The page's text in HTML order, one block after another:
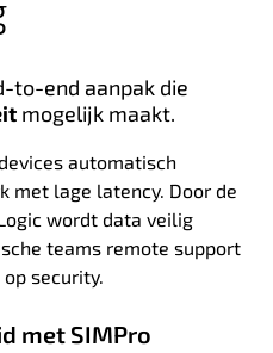
to-end aanpak die
mogelijk maakt.
automatisch
met lage latency. Door de
wordt data veilig
teams remote support
security.
met SIMPro